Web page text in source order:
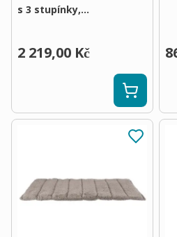
s 3 stupínky,
2 219,00 Kč